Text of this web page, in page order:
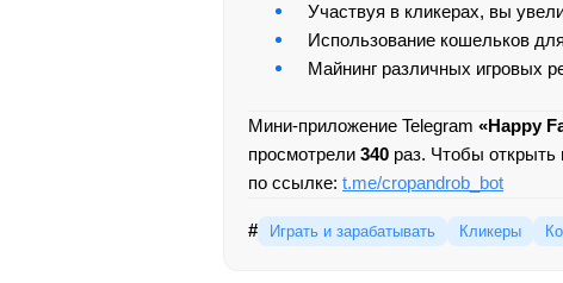
Участвуя в кликерах, вы
Использование кошельков
Майнинг различных игровых
Мини-приложение Telegram «Happy
просмотрели 340 раз. Чтобы открыть
по ссылке: t.me/cropandrob_bot
# Играть и зарабатывать Кликеры